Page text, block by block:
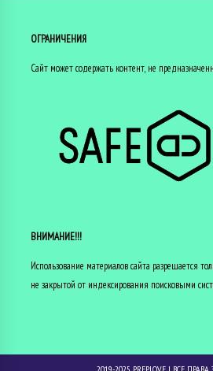
ОГРАНИЧЕНИЯ
Сайт может содержать контент, не
ВНИМАНИЕ!!!
Использование материалов сайта разрешается
не закрытой от индексирования поисковыми